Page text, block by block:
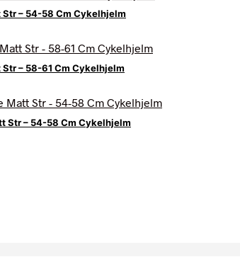
pris
er:
– 54-58 Cm Cykelhjelm
– 58-61 Cm Cykelhjelm
Str – 54-58 Cm Cykelhjelm